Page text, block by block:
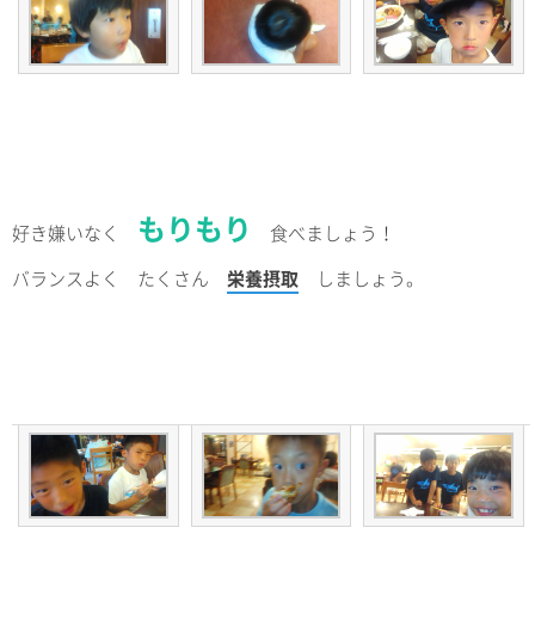
好き嫌いなく もりもり
食べましょう！
バランスよく たくさん 栄養摂取 しましょう。